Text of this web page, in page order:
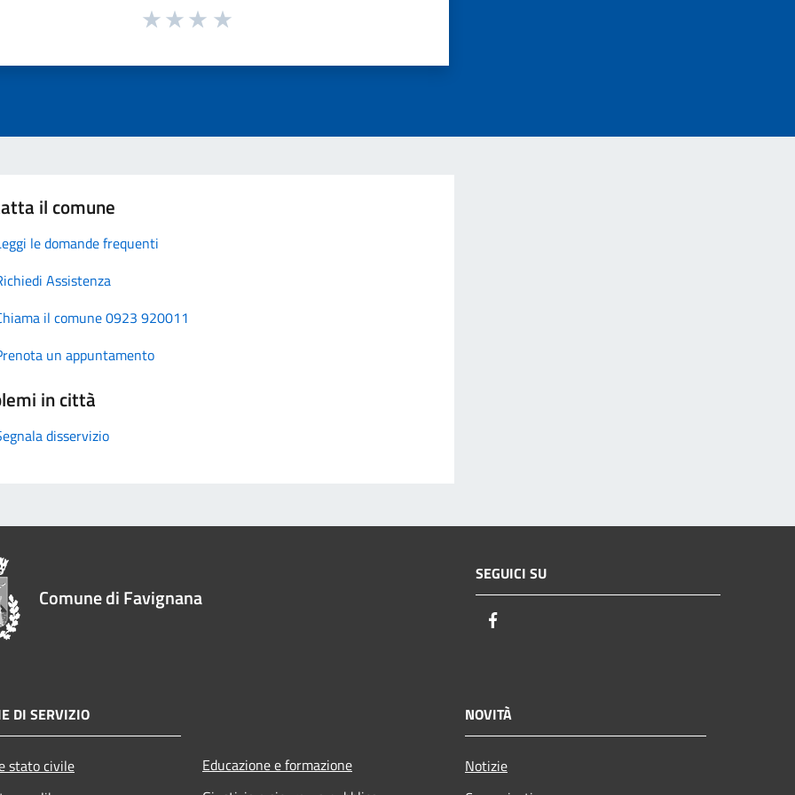
il comune
le domande frequenti
Assistenza
il comune 0923 920011
un appuntamento
in città
disservizio
Comune di Favignana
SEGUICI SU
DI SERVIZIO
stato civile
Educazione e formazione
NOVITÀ
Notizie